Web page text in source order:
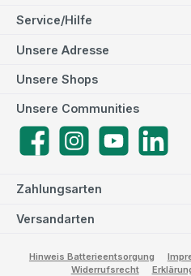
Service/Hilfe
Zahlungsarten
Versandarten
Unsere Adresse
Unsere Communities
FacebookInstagramYouTube
Unsere Shops
Hinweis Batterieentsorgung
Widerrufsrecht